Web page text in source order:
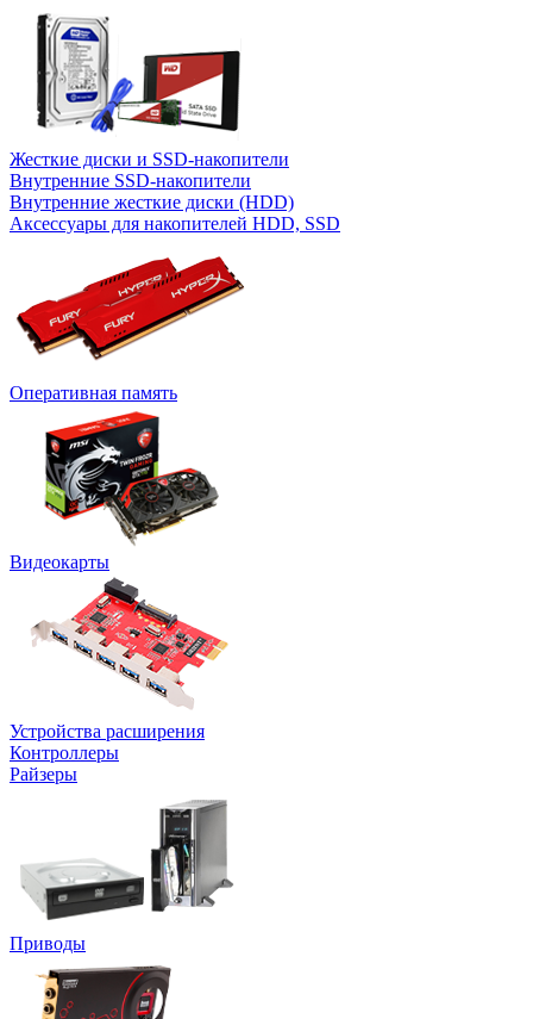
Жесткие диски и SSD-накопители
Внутренние SSD-накопители
Внутренние жесткие диски (HDD)
Аксессуары для накопителей HDD, SSD
Оперативная память
Видеокарты
Устройства расширения
Контроллеры
Райзеры
Приводы